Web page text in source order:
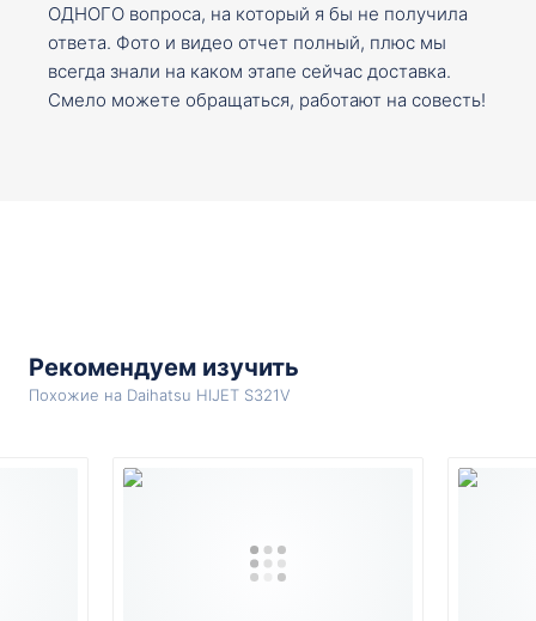
ОДНОГО вопроса, на который я бы не получила
ответа. Фото и видео отчет полный, плюс мы
всегда знали на каком этапе сейчас доставка.
Смело можете обращаться, работают на совесть!
Рекомендуем изучить
Похожие на Daihatsu HIJET S321V